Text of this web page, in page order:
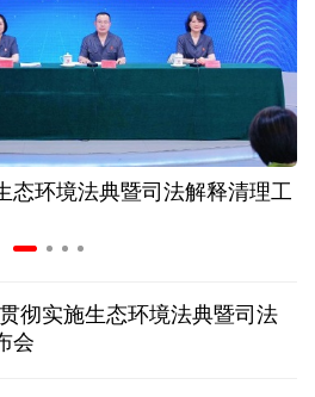
款新药选择网络平台首发
扩张 行业运行韧性较强
换新业务火热，记者探访
生育旅游”收紧“出生公民权”
态环境法典暨司法解释清理工
彻实施生态环境法典暨司法
会